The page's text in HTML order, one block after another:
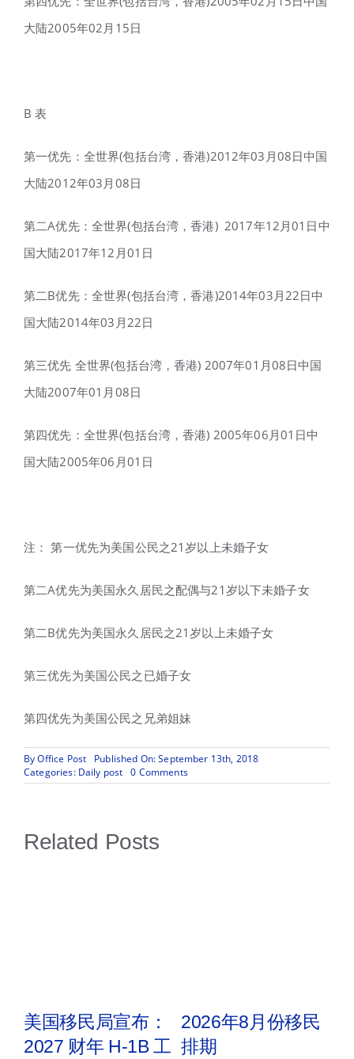
大陆2005年02月15日
B 表
第一优先：全世界(包括台湾，香港)2012年03月08日中国
大陆2012年03月08日
第二A优先：全世界(包括台湾，香港) 2017年12月01日中
国大陆2017年12月01日
第二B优先：全世界(包括台湾，香港)2014年03月22日中
国大陆2014年03月22日
第三优先 全世界(包括台湾，香港) 2007年01月08日中国
大陆2007年01月08日
第四优先：全世界(包括台湾，香港) 2005年06月01日中
国大陆2005年06月01日
注： 第一优先为美国公民之21岁以上未婚子女
第二A优先为美国永久居民之配偶与21岁以下未婚子女
第二B优先为美国永久居民之21岁以上未婚子女
第三优先为美国公民之已婚子女
第四优先为美国公民之兄弟姐妹
ByOffice Post
Published On: September 13th, 2018
Categories: Daily post 0 Commentson
2018
Related Posts
美国移民局宣布：
2027 财年 H-1B 工
2026年8月份移民
排期